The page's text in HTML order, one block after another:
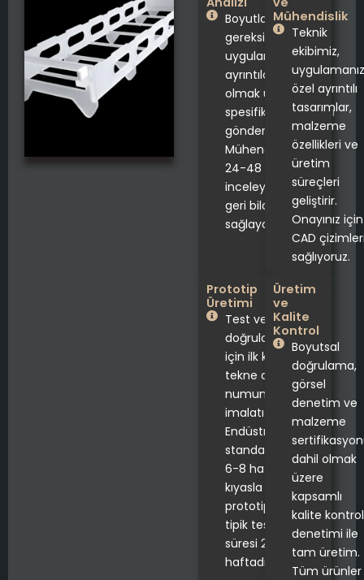
Boyutlar, sıcaklık
gereksinimleri ve
uygulama
ayrıntıları dahil
olmak üzere
spesifikasyonlarınızı
gönderin.
Mühendislerimiz
24-48 saat içinde
inceleyecek ve ilk
geri bildirimi
sağlayacaktır.
Mühendislik
Teknik
ekibimiz,
özel ayrıntılı
tasarımlar,
malzeme
özellikleri ve
üretim
süreçleri
geliştirir.
Onayınız için
CAD
sağlıyoruz.
Prototip
Üretimi
Test ve
doğrulama
için ilk kuvars
tekne destek
numunelerinin
imalatı.
Endüstri
standardı olan
6-8 haftaya
kıyasla özel
prototipler için
tipik teslim
süresi 2-3
haftadır.
Üretim
ve
Kalite
Kontrol
Boyutsal
doğrulama,
görsel
denetim ve
malzeme
dahil olmak
üzere
kapsamlı
kalite kontrol
denetimi ile
tam üretim.
Tüm ürünler